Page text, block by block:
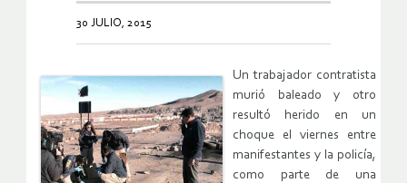
30 JULIO, 2015
Un trabajador contratista
murió baleado y otro
resultó herido en un
choque el viernes entre
manifestantes y la policía,
como parte de una